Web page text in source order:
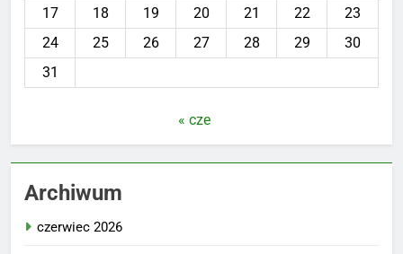
17
18 19 20 21 22
23
24
25 26 27 28 29
30
31
« cze
Archiwum
czerwiec 2026